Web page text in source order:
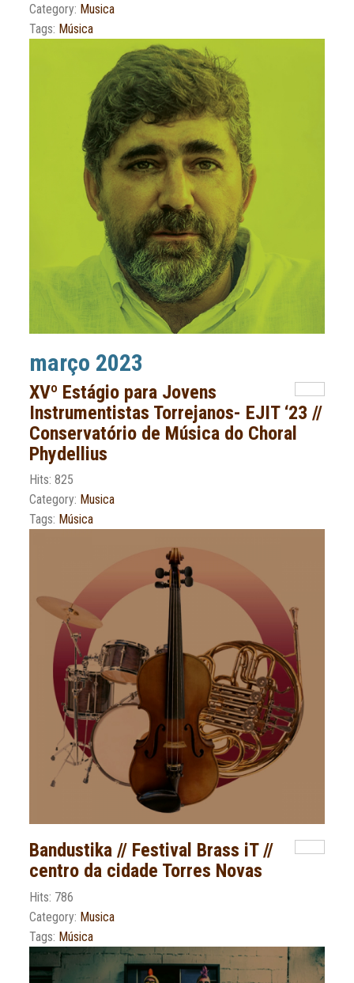
Category: Musica
Tags: Música
março 2023
XVº Estágio para Jovens
Instrumentistas Torrejanos- EJIT ‘23 //
Conservatório de Música do Choral
Phydellius
Hits: 825
Category: Musica
Tags: Música
Bandustika // Festival Brass iT //
centro da cidade Torres Novas
Hits: 786
Category: Musica
Tags: Música